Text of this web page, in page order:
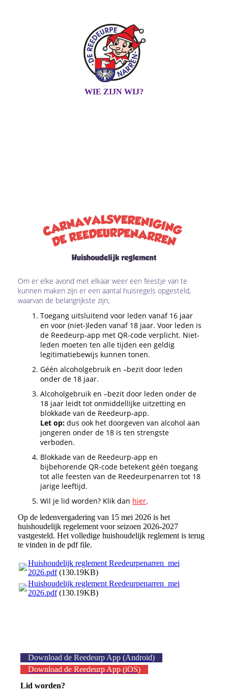
WIE ZIJN WIJ?
Om er elke avond met elkaar weer een feestje van te
kunnen maken zijn er een aantal huisregels opgesteld,
waarvan de belangrijkste zijn;
Toegang uitsluitend voor leden vanaf 16 jaar
en voor (niet-)leden vanaf 18 jaar. Voor leden is
de Reedeurp-app met QR-code verplicht. Niet-
leden moeten ten alle tijden een geldig
legitimatiebewijs kunnen tonen.
Géén alcoholgebruik en –bezit door leden
onder de 18 jaar.
Alcoholgebruik en –bezit door leden onder de
18 jaar leidt tot onmiddellijke uitzetting en
blokkade van de Reedeurp-app.
Let op: dus ook het doorgeven van alcohol aan
jongeren onder de 18 is ten strengste
verboden.
Blokkade van de Reedeurp-app en
bijbehorende QR-code betekent géén toegang
tot alle feesten van de Reedeurpenarren tot 18
jarige leeftijd.
Wil je lid worden? Klik dan hier.
Op de ledenvergadering van 15 mei 2026 is het
huishoudelijk regelement voor seizoen 2026-2027
vastgesteld. Het volledige huishoudelijk reglement is terug
te vinden in de pdf file.
Huishoudelijk reglement Reedeurpenarren_mei
2026.pdf(130.19KB)
Huishoudelijk reglement Reedeurpenarren_mei
2026.pdf(130.19KB)
Download de Reedeurp App (Android)
Download de Reedeurp App (iOS)
Lid worden?